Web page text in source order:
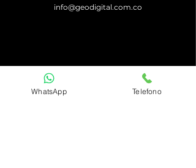
info@geodigital.com.co
WhatsApp Telefono